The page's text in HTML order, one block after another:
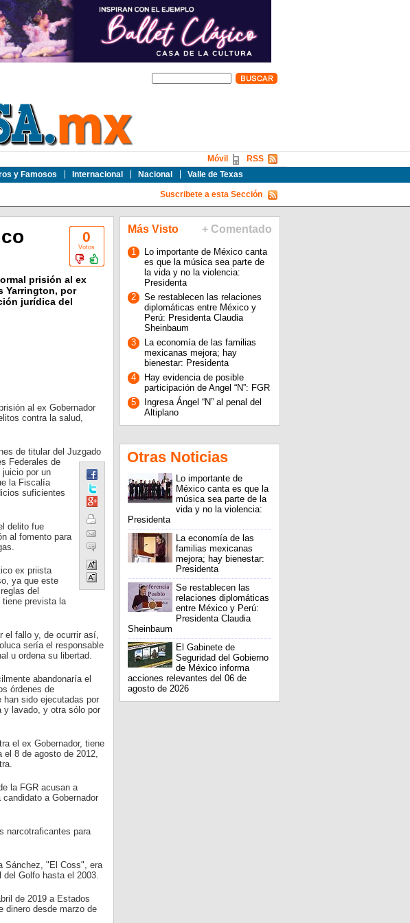
y Famosos Internacional Nacional Valle de Texas
RSS
Móvil
Suscribete a esta Sección
0
Votos
prisión al ex
Yarrington, por
jurídica del
al ex Gobernador
contra la salud,
de titular del Juzgado
Federales de
por un
la Fiscalía
suficientes
delito fue
al fomento para
ex priista
ya que este
del
prevista la
el fallo y, de ocurrir así,
sería el responsable
u ordena su libertad.
abandonaría el
órdenes de
han sido ejecutadas por
y lavado, y otra sólo por
el ex Gobernador, tiene
el 8 de agosto de 2012,
la FGR acusan a
a Gobernador
narcotraficantes para
Sánchez, "El Coss", era
del Golfo hasta el 2003.
de 2019 a Estados
dinero desde marzo de
Más Visto + Comentado
1
Lo importante de México canta
es que la música sea parte de
la vida y no la violencia:
Presidenta
2
Se restablecen las relaciones
diplomáticas entre México y
Perú: Presidenta Claudia
Sheinbaum
3
La economía de las familias
mexicanas mejora; hay
bienestar: Presidenta
4
Hay evidencia de posible
participación de Angel “N”: FGR
5
Ingresa Ángel “N” al penal del
Altiplano
Otras Noticias
Lo importante de
México canta es que la
música sea parte de la
vida y no la violencia:
Presidenta
La economía de las
familias mexicanas
mejora; hay bienestar:
Presidenta
Se restablecen las
relaciones diplomáticas
entre México y Perú:
Presidenta Claudia
Sheinbaum
El Gabinete de
Seguridad del Gobierno
de México informa
acciones relevantes del 06 de
agosto de 2026